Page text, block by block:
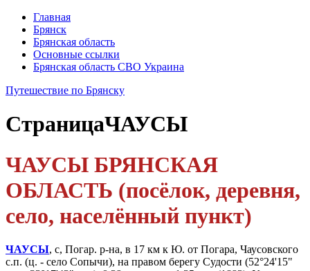
Главная
Брянск
Брянская область
Основные ссылки
Брянская область СВО Украина
Путешествие по Брянску
СтраницаЧАУСЫ
ЧАУСЫ БРЯНСКАЯ
ОБЛАСТЬ (посёлок, деревня,
село, населённый пункт)
ЧАУСЫ, с, Погар. р-на, в 17 км к Ю. от Погара, Чаусовского
с.п. (ц. - село Сопычи), на правом берегу Судости (52°24'15"